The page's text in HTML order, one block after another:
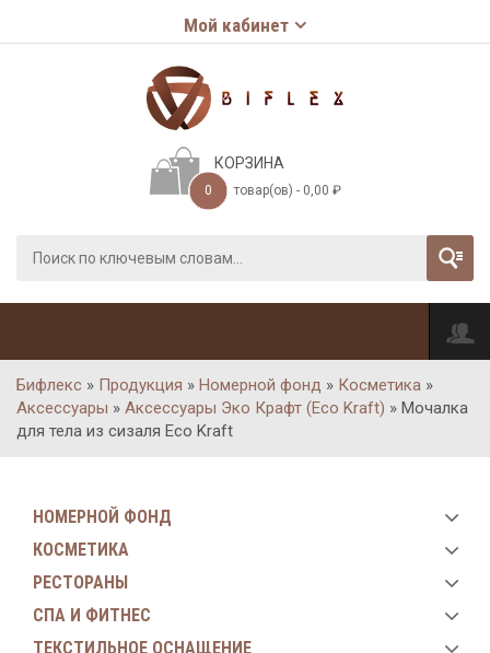
Мой кабинет
КОРЗИНА
0 товар(ов) - 0,00 ₽
Бифлекс » Продукция » Номерной фонд » Косметика »
Аксессуары » Аксессуары Эко Крафт (Eco Kraft) » Мочалка
для тела из сизаля Eco Kraft
НОМЕРНОЙ ФОНД
КОСМЕТИКА
РЕСТОРАНЫ
СПА И ФИТНЕС
ТЕКСТИЛЬНОЕ ОСНАЩЕНИЕ